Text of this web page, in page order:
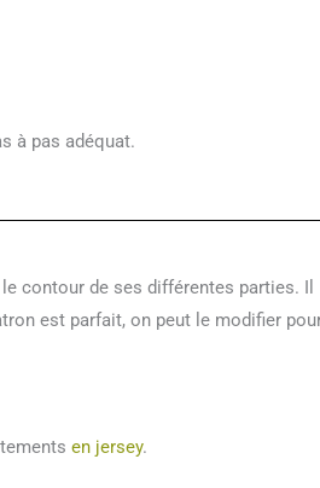
à pas adéquat.
contour de ses différentes parties. Il
est parfait, on peut le modifier
en jersey.